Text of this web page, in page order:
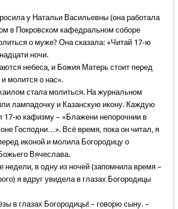
у Натальи Васильевны (она работала
в Покровском кафедральном соборе
о муже? Она сказала: «Читай 17-ю
ночи.
небеса, и Божия Матерь стоит перед
молится о нас».
стала молиться. На журнальном
лампадочку и Казанскую икону. Каждую
17-ю кафизму – «Блажени непорочнии в
Господни…». Всё время, пока он читал, я
иконой и молила Богородицу о
Вячеслава.
недели, в одну из ночей (запомнила время –
я вдруг увидела в глазах Богородицы
в глазах Богородицы! – говорю сыну. –